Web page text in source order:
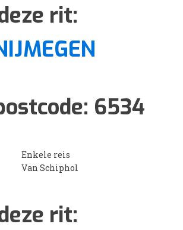
rit:
6534
Enkele reis
Van Schiphol
rit: